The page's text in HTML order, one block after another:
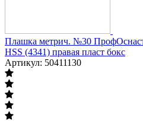
Плашка метрич. №30
HSS (4341) правая пласт бокс
Артикул: 50411130